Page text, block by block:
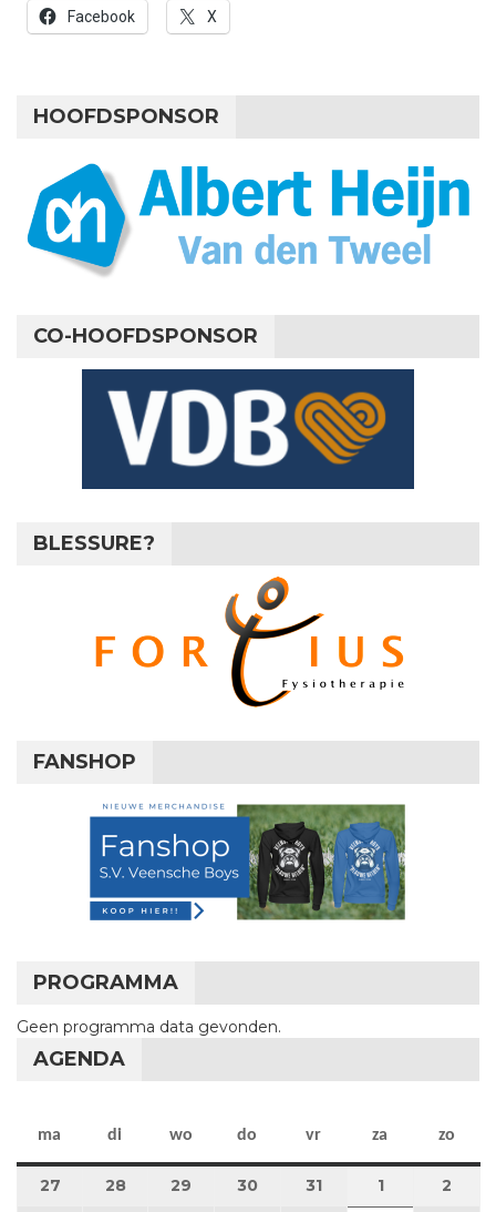
Facebook X
HOOFDSPONSOR
CO-HOOFDSPONSOR
BLESSURE?
FANSHOP
PROGRAMMA
Geen programma data gevonden.
AGENDA
ma maandag
di dinsdag
wo woensdag
do donderdag
vr vrijdag
za zaterdag
zo
27 27 juli 2026
28 28 juli 2026
29 29 juli 2026
30 30 juli 2026
31 31 juli 2026
11 augustus
2